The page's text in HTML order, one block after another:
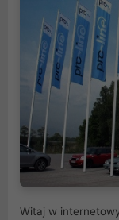
Witaj w